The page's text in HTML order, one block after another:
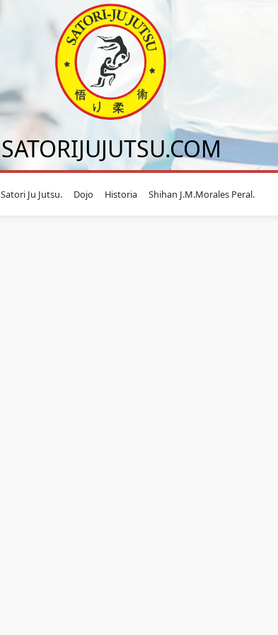
SATORIJUJUTSU.COM
Satori Ju Jutsu. Dojo Historia Shihan J.M.Morales Peral.